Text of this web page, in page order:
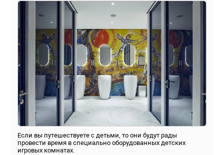
Если вы путешествуете с детьми, то они будут рады
провести время в специально оборудованных детских
игровых комнатах.